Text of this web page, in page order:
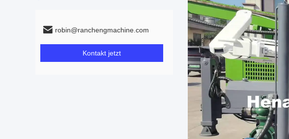
robin@ranchengmachine.com
Kontakt jetzt